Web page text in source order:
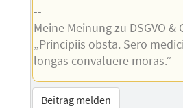
--
Meine Meinung zu DSGVO &
„Principiis obsta. Sero
longas convaluere moras.“
Beitrag melden